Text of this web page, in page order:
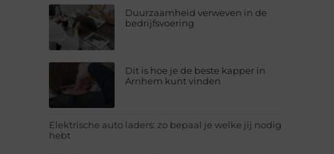
Duurzaamheid verweven in de
bedrijfsvoering
Dit is hoe je de beste kapper in
Arnhem kunt vinden
Elektrische auto laders: zo bepaal je welke jij nodig
hebt